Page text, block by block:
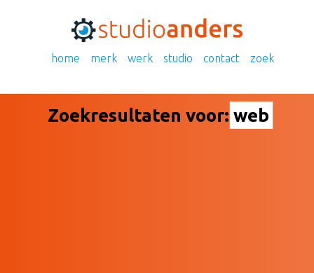
home merk werk studio contact zoek
Zoekresultaten voor: web